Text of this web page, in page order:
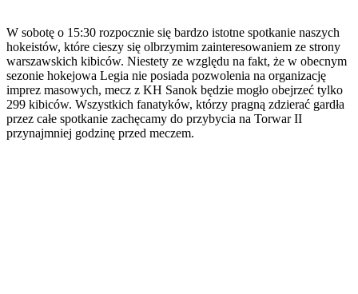
W sobotę o 15:30 rozpocznie się bardzo istotne spotkanie naszych
hokeistów, które cieszy się olbrzymim zainteresowaniem ze strony
warszawskich kibiców. Niestety ze względu na fakt, że w obecnym
sezonie hokejowa Legia nie posiada pozwolenia na organizację
imprez masowych, mecz z KH Sanok będzie mogło obejrzeć tylko
299 kibiców. Wszystkich fanatyków, którzy pragną zdzierać gardła
przez całe spotkanie zachęcamy do przybycia na Torwar II
przynajmniej godzinę przed meczem.